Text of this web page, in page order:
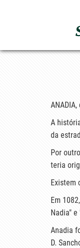
A
da
Por
teria
Existem
Em
Nadia"
Anadia
D.